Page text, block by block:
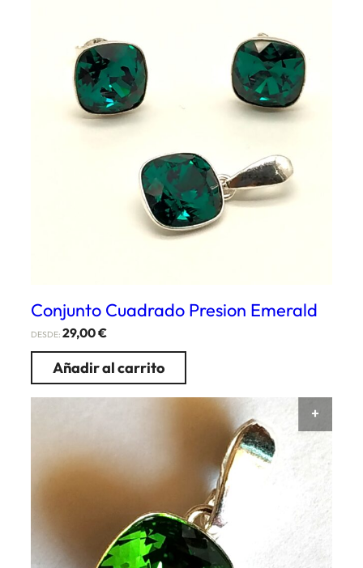
Conjunto Cuadrado Presion Emerald
DESDE: 29,00€
Añadir al carrito